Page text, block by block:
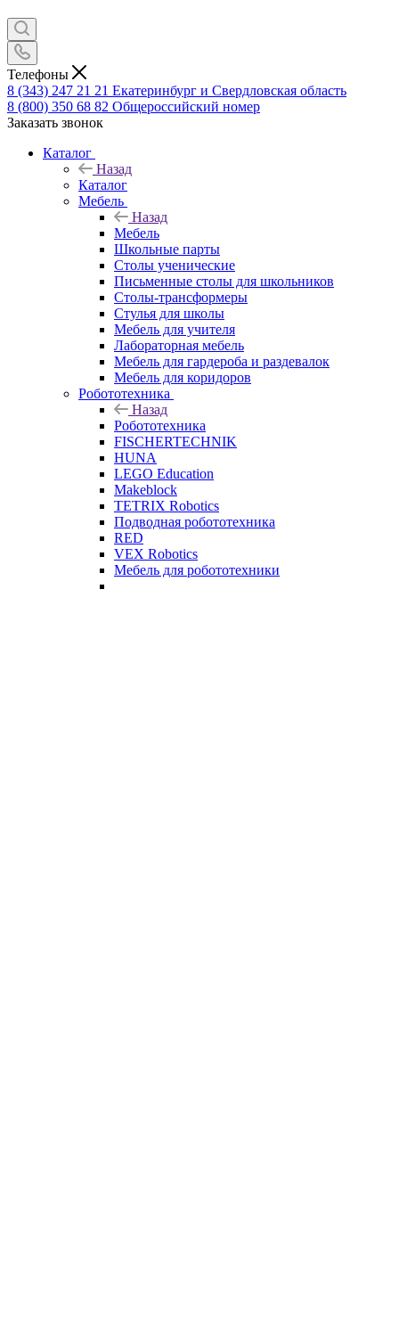
Телефоны
8 (343) 247 21 21 Екатеринбург и Свердловская область
8 (800) 350 68 82 Общероссийский номер
Заказать звонок
Каталог
Назад
Каталог
Мебель
Назад
Мебель
Школьные парты
Столы ученические
Письменные столы для школьников
Столы-трансформеры
Стулья для школы
Мебель для учителя
Лабораторная мебель
Мебель для гардероба и раздевалок
Мебель для коридоров
Робототехника
Назад
Робототехника
FISCHERTECHNIK
HUNA
LEGO Education
Makeblock
TETRIX Robotics
Подводная робототехника
RED
VEX Robotics
Мебель для робототехники